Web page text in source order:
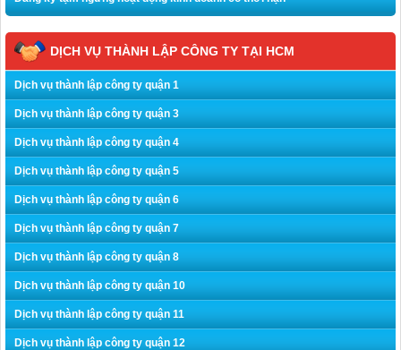
DỊCH VỤ THÀNH LẬP CÔNG TY TẠI HCM
Dịch vụ thành lập công ty quận 1
Dịch vụ thành lập công ty quận 3
Dịch vụ thành lập công ty quận 4
Dịch vụ thành lập công ty quận 5
Dịch vụ thành lập công ty quận 6
Dịch vụ thành lập công ty quận 7
Dịch vụ thành lập công ty quận 8
Dịch vụ thành lập công ty quận 10
Dịch vụ thành lập công ty quận 11
Dịch vụ thành lập công ty quận 12